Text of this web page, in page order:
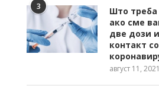
3
Што
ако сме
две дози
контакт
август 11, 2021